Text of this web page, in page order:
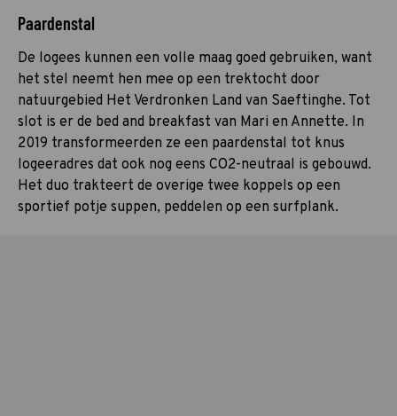
Paardenstal
De logees kunnen een volle maag goed gebruiken, want
het stel neemt hen mee op een trektocht door
natuurgebied Het Verdronken Land van Saeftinghe. Tot
slot is er de bed and breakfast van Mari en Annette. In
2019 transformeerden ze een paardenstal tot knus
logeeradres dat ook nog eens CO2-neutraal is gebouwd.
Het duo trakteert de overige twee koppels op een
sportief potje suppen, peddelen op een surfplank.